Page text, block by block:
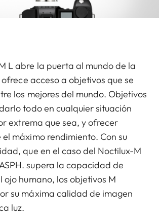
L abre la puerta al mundo de la
acceso a objetivos que se
los mejores del mundo. Objetivos
todo en cualquier situación
extrema que sea, y ofrecer
máximo rendimiento. Con su
que en el caso del Noctilux-M
supera la capacidad de
ojo humano, los objetivos M
su máxima calidad de imagen
luz.